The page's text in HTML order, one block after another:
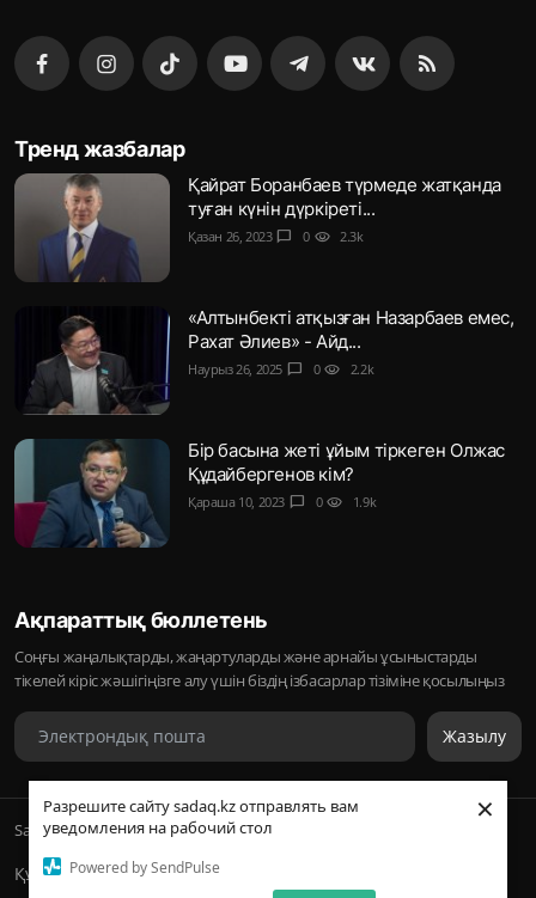
Разрешите сайту sadaq.kz отправлять вам
уведомления на рабочий стол
Powered by SendPulse
×
Тренд жазбалар
Қайрат Боранбаев түрмеде жатқанда
туған күнін дүркіреті...
Қазан 26, 2023 chat_bubble 0 visibility 2.3k
«Алтынбекті атқызған Назарбаев емес,
Рахат Әлиев» - Айд...
Наурыз 26, 2025 chat_bubble 0 visibility 2.2k
Бір басына жеті ұйым тіркеген Олжас
Құдайбергенов кім?
Қараша 10, 2023 chat_bubble 0 visibility 1.9k
Ақпараттық бюллетень
Соңғы жаңалықтарды, жаңартуларды және арнайы ұсыныстарды
тікелей кіріс жәшігіңізге алу үшін біздің ізбасарлар тізіміне қосылыңыз
Жазылу
Sadaq © 2026, Inc. | ᛢᚣᚦᚣᛟ | Барлық құқықтары қорғалған
Құпиялылық саясаты